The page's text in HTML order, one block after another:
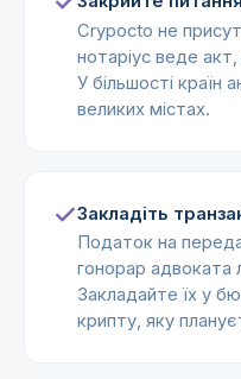
Crypocto не
нотаріус веде
У більшості країн
великих містах.
Закладіть
Податок на
гонорар адвоката
Закладайте їх у
крипту, яку